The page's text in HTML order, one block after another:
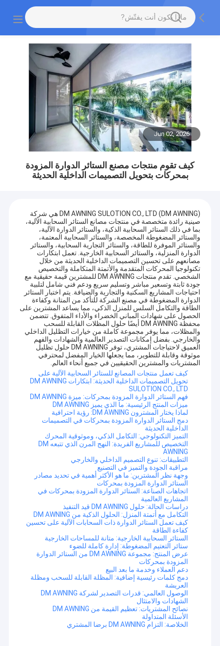
Jun 02, 2026
كيف تقوم منتجات مصنع الستائر الدوارة المزودة
بمحركات بتحويل التصميمات الداخلية الحديثة
DM AWNING SULOTION CO., LTD (DM AWNING) هي شركة
صينية رائدة متخصصة في منتجات مصانع الستائر السحابية الآلية،
بما في ذلك الستائر السحابية الذكية، والستائر الدوارة الآلية،
والستائر المضغوطة المخصصة، والستائر السحابية المعتمة،
والستائر الموفرة للطاقة، والستائر التجارية السحابية، والستائر
الدوارة المنزلية، والستائر السحابية الخارجية. تعمل ابتكارات
مصانعهم على تحسين التصميمات الداخلية الحديثة من خلال
تكنولوجيا المحركات المتقدمة والأتمتة المتكاملة والتخصيص
الشخصي. تقدم منتجات DM AWNING للمشترين قيمة حقيقية مع
جودة ثابتة وتسعير مباشر وتسليم سريع ودعم فني شامل لتلبية
احتياجات المشاريع السكنية والتجارية والضيافة. يتم اختبار الستائر
الدوارة المضغوطة في مصنع الشركة للتأكد من المتانة وكفاءة
الطاقة والتكامل السلس للمنزل الذكي، مما يساعد المشترين على
الحصول على شهادات المباني الخضراء والأداء المتفوق. تتضمن
محفظة DM AWNING أيضًا حلول المظلات القابلة للسحب
والمظلات، مما يوفر مجموعة كاملة من خيارات التظليل الداخلي
والخارجي. بفضل إمكانات التصدير العالمية والشهادات والفهم
العميق لاحتياجات المشتري، توفر DM AWNING حلول تظليل
موثوقة وقابلة للتطوير، مما يجعلها الخيار المفضل لمحترفي
المشتريات والمشترين الحقيقيين في جميع أنحاء العالم.
كيف تعمل منتجات المصانع للستائر السحابية الآلية على
تحويل التصميمات الداخلية الحديثة: ابتكارات DM AWNING
SULOTION CO., LTD
فهم الستائر الدوارة المزودة بمحركات: ميزة DM AWNING
ميزات المنتج الرئيسية: ما الذي يميز DM AWNING
لماذا يختار المشترون DM AWNING: رؤية احترافية
دمج الستائر الدوارة المزودة بمحركات في التصميمات
الداخلية الحديثة
التميز التكنولوجي: التكامل الذكي، وموثوقية المحرك
التخصيص للمشاريع الفريدة: النهج المرن الذي تتبعه DM
AWNING
التطبيقات: تنوع التصميم الداخلي والخارجي
مراقبة الجودة والتميز في التصنيع
وجهة نظر المشترين: ما هو الأكثر أهمية في تحديد مصادر
الستائر الدوارة المزودة بمحركات
اتجاهات الصناعة: الستائر الدوارة المزودة بمحركات في
المشاريع العالمية
دراسات الحالة: حلول DM AWNING قيد التنفيذ
التكامل مع أتمتة المنزل: الحلول الذكية من DM AWNING
كيف تعمل الستائر الدوارة ذات السحابات الآلية على تحسين
كفاءة الطاقة
الستائر السحابية الخارجية: متانة للمساحات الخارجية
ستائر التعتيم المضغوطة: إدارة كاملة للضوء
عرض المنتج: مجموعة DM AWNING من الستائر الدوارة
المزودة بمحركات
دعم العملاء وخدمة ما بعد البيع
دمج كلمات رئيسية إضافية: المظلة القابلة للسحب ومظلة
العريشة
الوصول العالمي: قدرات التصدير لشركة DM AWNING
الشهادات والامتثال
نصائح المشتريات: تعظيم القيمة من DM AWNING
الأسئلة المتداولة
الخلاصة: التزام DM AWNING برضا المشتري